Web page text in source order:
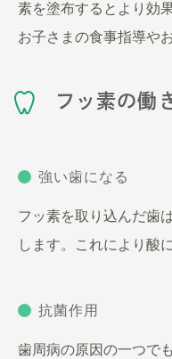
素を塗布するとより効
お子さまの食事指導や
フッ素の働
強い歯になる
フッ素を取り込んだ歯
します。これにより酸
抗菌作用
歯周病の原因の一つで